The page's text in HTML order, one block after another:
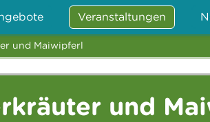
Veranstaltungen
und Maiwipferl
und